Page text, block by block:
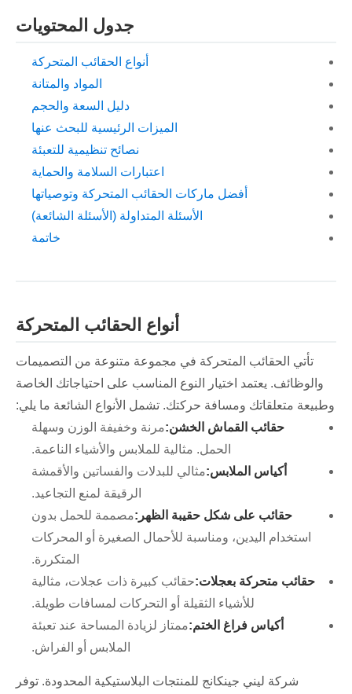
جدول المحتويات
أنواع الحقائب المتحركة
المواد والمتانة
دليل السعة والحجم
الميزات الرئيسية للبحث عنها
نصائح تنظيمية للتعبئة
اعتبارات السلامة والحماية
أفضل ماركات الحقائب المتحركة وتوصياتها
الأسئلة المتداولة (الأسئلة الشائعة)
خاتمة
أنواع الحقائب المتحركة
تأتي الحقائب المتحركة في مجموعة متنوعة من التصميمات
والوظائف. يعتمد اختيار النوع المناسب على احتياجاتك الخاصة
وطبيعة متعلقاتك ومسافة حركتك. تشمل الأنواع الشائعة ما يلي:
حقائب القماش الخشن:مرنة وخفيفة الوزن وسهلة
الحمل. مثالية للملابس والأشياء الناعمة.
أكياس الملابس:مثالي للبدلات والفساتين والأقمشة
الرقيقة لمنع التجاعيد.
حقائب على شكل حقيبة الظهر:مصممة للحمل بدون
استخدام اليدين، ومناسبة للأحمال الصغيرة أو المحركات
المتكررة.
حقائب متحركة بعجلات:حقائب كبيرة ذات عجلات، مثالية
للأشياء الثقيلة أو التحركات لمسافات طويلة.
أكياس فراغ الختم:ممتاز لزيادة المساحة عند تعبئة
الملابس أو الفراش.
شركة ليني جينكانج للمنتجات البلاستيكية المحدودة. توفر